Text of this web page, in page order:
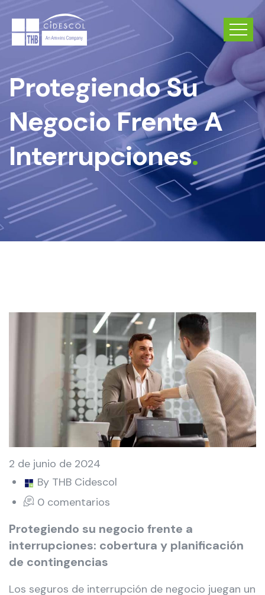
Protegiendo Su
Negocio Frente A
Interrupciones.
2 de junio de 2024
By THB Cidescol
0 comentarios
Protegiendo su negocio frente a
interrupciones: cobertura y planificación
de contingencias
Los seguros de interrupción de negocio juegan un